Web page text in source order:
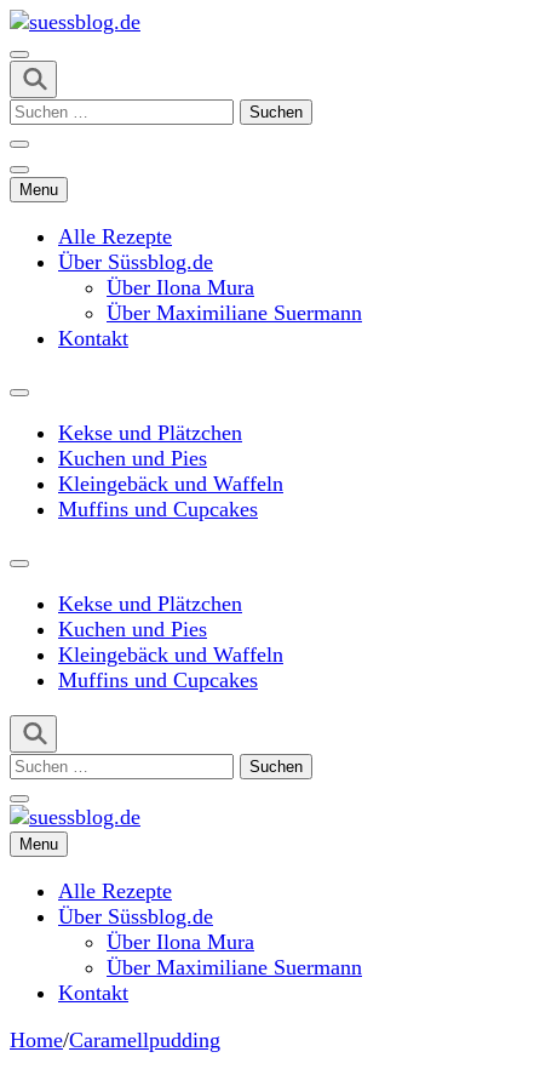
Skip
to
content
(Press
Enter)
suessblog.de
Suchen
Menu
Alle Rezepte
Über Süssblog.de
Über Ilona Mura
Über Maximiliane Suermann
Kontakt
Kekse und Plätzchen
Kuchen und Pies
Kleingebäck und Waffeln
Muffins und Cupcakes
Kekse und Plätzchen
Kuchen und Pies
Kleingebäck und Waffeln
Muffins und Cupcakes
Suchen
suessblog.de
Menu
Alle Rezepte
Über Süssblog.de
Über Ilona Mura
Über Maximiliane Suermann
Kontakt
Home/Caramellpudding